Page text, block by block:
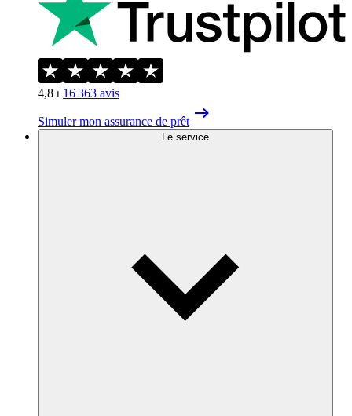
4,8 ⏐ 16 363 avis
Simuler mon assurance de prêt
Le service